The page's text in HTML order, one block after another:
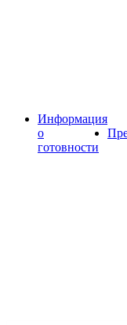
Информация
о
готовности